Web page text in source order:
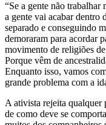
“Se a gente não trabalhar
a gente vai acabar dentro
separado e conseguindo
demoraram para acordar
movimento de religiões
Porque vêm de
Enquanto isso, vamos
grande problema com a
A ativista rejeita qualquer
de como deve se